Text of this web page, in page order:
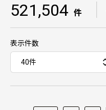
521,504 件
表示件数